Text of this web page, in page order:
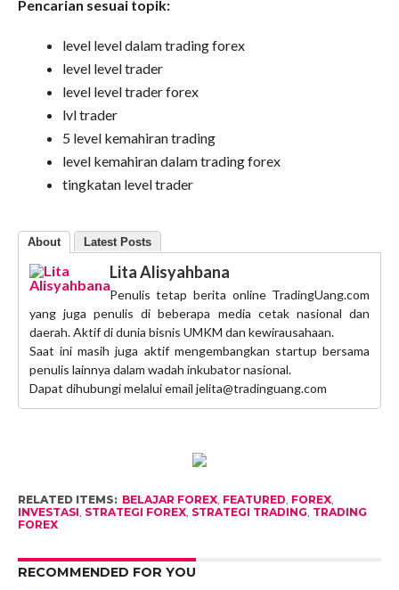
Pencarian sesuai topik:
level level dalam trading forex
level level trader
level level trader forex
lvl trader
5 level kemahiran trading
level kemahiran dalam trading forex
tingkatan level trader
About Latest Posts
Lita Alisyahbana
Penulis tetap berita online TradingUang.com
yang juga penulis di beberapa media cetak nasional dan
daerah. Aktif di dunia bisnis UMKM dan kewirausahaan.
Saat ini masih juga aktif mengembangkan startup bersama
penulis lainnya dalam wadah inkubator nasional.
Dapat dihubungi melalui email jelita@tradinguang.com
RELATED ITEMS: BELAJAR FOREX, FEATURED FOREX,
INVESTASI STRATEGI FOREX, STRATEGI TRADING TRADING
FOREX
RECOMMENDED FOR YOU